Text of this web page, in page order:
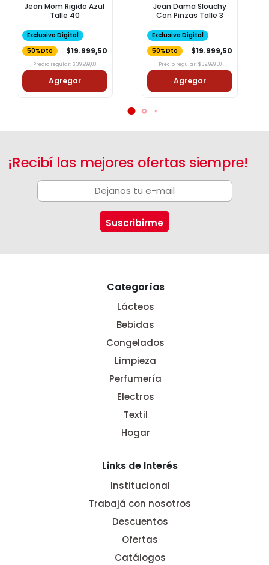
Jean Mom Rigido Azul
Talle 40
Exclusivo Digital
50%Dto
$19.999,50
Precio regular: $39.999,00
Agregar
Jean Dama Slouchy
Con Pinzas Talle 3
Exclusivo Digital
50%Dto
$19.999,50
Precio regular: $39.999,00
Agregar
¡Recibí las mejores ofertas siempre!
Categorías
Lácteos
Bebidas
Congelados
Limpieza
Perfumería
Electros
Textil
Hogar
Links de Interés
Institucional
Trabajá con nosotros
Descuentos
Ofertas
Catálogos